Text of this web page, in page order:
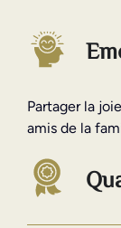
Partager la
amis de la